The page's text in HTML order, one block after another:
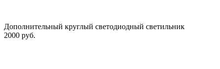
Дополнительный круглый светодиодный светильник
2000 руб.